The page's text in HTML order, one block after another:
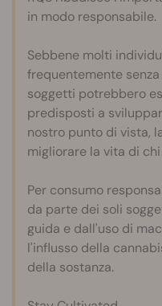
in modo responsabile.
Sebbene molti
frequentemente
soggetti potrebbero
predisposti a
nostro punto di vista,
migliorare la vita di
Per consumo
da parte dei soli
guida e dall'uso di
l'influsso della
della sostanza.